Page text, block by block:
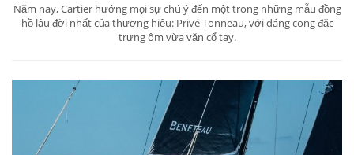
Năm nay, Cartier hướng mọi sự chú ý đến một trong những mẫu đồng
hồ lâu đời nhất của thương hiệu: Privé Tonneau, với dáng cong đặc
trưng ôm vừa vặn cổ tay.